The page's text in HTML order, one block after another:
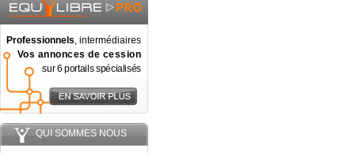
Professionnels, intermédiaires
Vos annonces de cession
sur 6 portails spécialisés
QUI SOMMES NOUS